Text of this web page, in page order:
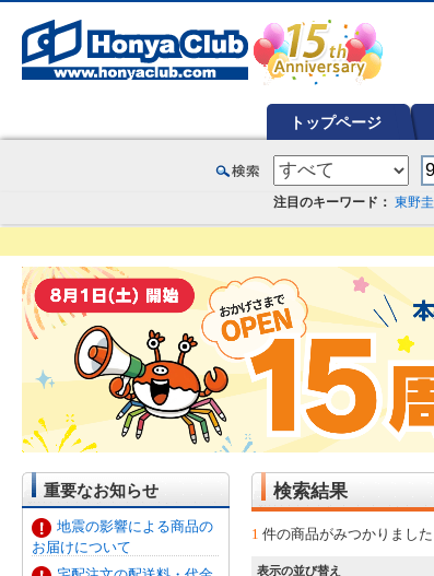
トップページ
注目のキーワード： 東野
重要なお知らせ
地震の影響による商品の
お届けについて
検索結果
1 件の商品がみつかりました
表示の並び替え